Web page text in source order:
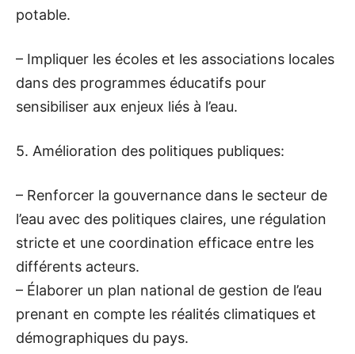
potable.
– Impliquer les écoles et les associations locales
dans des programmes éducatifs pour
sensibiliser aux enjeux liés à l’eau.
5. Amélioration des politiques publiques:
– Renforcer la gouvernance dans le secteur de
l’eau avec des politiques claires, une régulation
stricte et une coordination efficace entre les
différents acteurs.
– Élaborer un plan national de gestion de l’eau
prenant en compte les réalités climatiques et
démographiques du pays.